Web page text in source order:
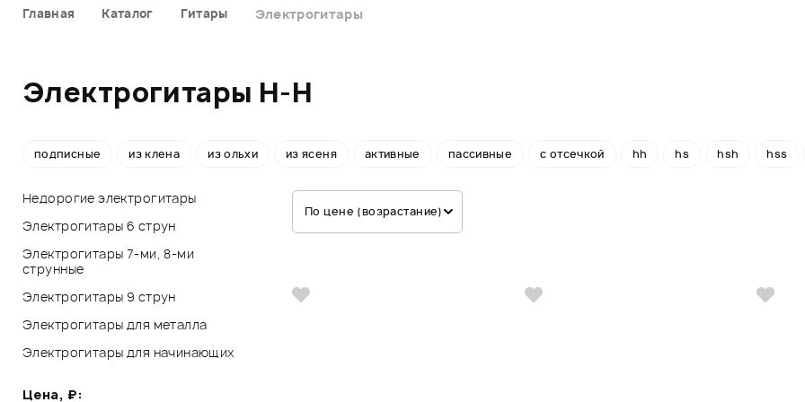
Главная Каталог Гитары Электрогитары
Электрогитары H-H
подписные из клена из ольхи из ясеня активные пассивные с отсечкой hh hs hsh hss
Недорогие электрогитары
Электрогитары 6 струн
Электрогитары 7-ми, 8-ми
струнные
Электрогитары 9 струн
Электрогитары для металла
Электрогитары для начинающих
Цена, ₽:
По цене (возрастание)